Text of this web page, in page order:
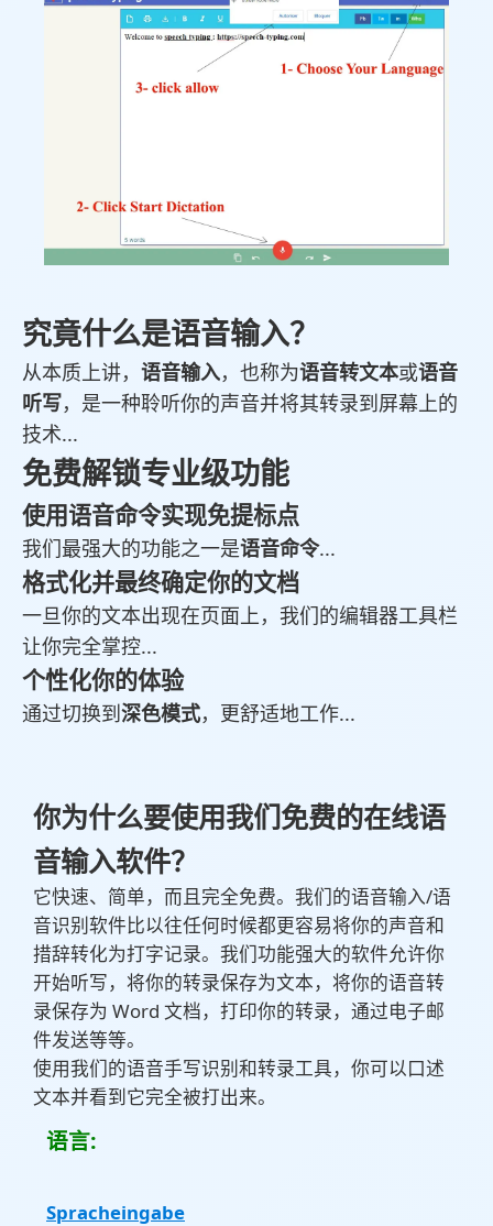
究竟什么是语音输入？
从本质上讲， 语音输入，也称为语音转文本或语音
听写，是一种聆听你的声音并将其转录到屏幕上的
技术...
免费解锁专业级功能
使用语音命令实现免提标点
我们最强大的功能之一是语音命令...
格式化并最终确定你的文档
一旦你的文本出现在页面上，我们的编辑器工具栏
让你完全掌控...
个性化你的体验
通过切换到深色模式，更舒适地工作...
你为什么要使用我们免费的在线语
音输入软件？
它快速、简单，而且完全免费。我们的语音输入/语
音识别软件比以往任何时候都更容易将你的声音和
措辞转化为打字记录。我们功能强大的软件允许你
开始听写，将你的转录保存为文本，将你的语音转
录保存为 Word 文档，打印你的转录，通过电子邮
件发送等等。
使用我们的语音手写识别和转录工具，你可以口述
文本并看到它完全被打出来。
语言:
Spracheingabe